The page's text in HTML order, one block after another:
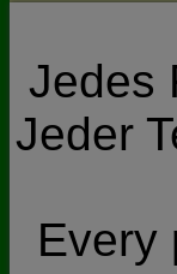
Jedes
Jeder
Every